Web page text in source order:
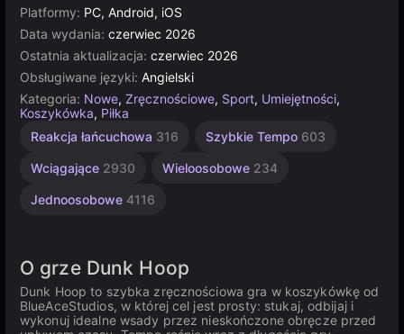
Platformy: PC, Android, iOS
Data wydania: czerwiec 2026
Ostatnia aktualizacja: czerwiec 2026
Obsługiwane języki: Angielski
Kategoria: Nowe, Zręcznościowe, Sport, Umiejętności,
Koszykówka, Piłka
Reakcja łańcuchowa 316 Szybkie Tempo 603
Wciągające 2930 Wieloosobowe 234
Jednoosobowe 4116
O grze Dunk Hoop
Dunk Hoop to szybka zręcznościowa gra w koszykówkę od
BlueAceStudios, w której cel jest prosty: stukaj, odbijaj i
wykonuj idealne wsady przez nieskończone obręcze przed